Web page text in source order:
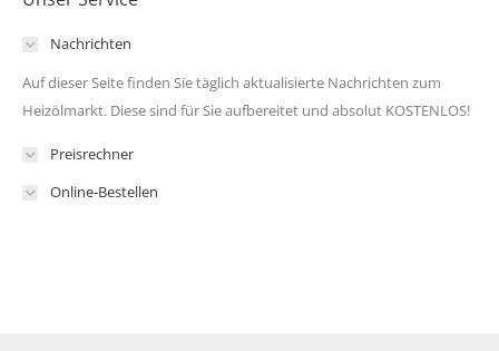
Nachrichten
Auf dieser Seite finden Sie täglich aktualisierte Nachrichten zum
Heizölmarkt. Diese sind für Sie aufbereitet und absolut KOSTENLOS!
Preisrechner
Online-Bestellen